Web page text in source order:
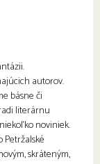
autorov.
básne či
literárnu
noviniek.
skráteným,